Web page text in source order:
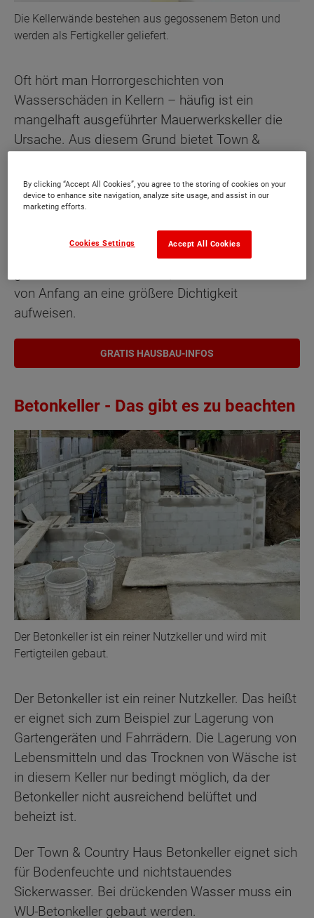
Die Kellerwände bestehen aus gegossenem Beton und
werden als Fertigkeller geliefert.
Oft hört man Horrorgeschichten von
Wasserschäden in Kellern – häufig ist ein
mangelhaft ausgeführter Mauerwerkskeller die
Ursache. Aus diesem Grund bietet Town &
werden die Risiken von Anfang an minimiert.
Die Kellerwände bestehen aus gegossenem
Beton und werden als Fertigkeller geliefert. Diese
Bauweise ist sicherer als ein Stein auf Stein
von Anfang an eine größere Dichtigkeit
aufweisen.
GRATIS HAUSBAU-INFOS
Betonkeller - Das gibt es zu beachten
Der Betonkeller ist ein reiner Nutzkeller und wird mit
Fertigteilen gebaut.
Der Betonkeller ist ein reiner Nutzkeller. Das heißt
er eignet sich zum Beispiel zur Lagerung von
Gartengeräten und Fahrrädern. Die Lagerung von
Lebensmitteln und das Trocknen von Wäsche ist
in diesem Keller nur bedingt möglich, da der
Betonkeller nicht ausreichend belüftet und
beheizt ist.
Der Town & Country Haus Betonkeller eignet sich
für Bodenfeuchte und nichtstauendes
Sickerwasser. Bei drückenden Wasser muss ein
WU-Betonkeller gebaut werden.
By clicking “Accept All Cookies”, you agree to the storing of cookies on your
device to enhance site navigation, analyze site usage, and assist in our
marketing efforts.
Accept All Cookies
Cookies Settings